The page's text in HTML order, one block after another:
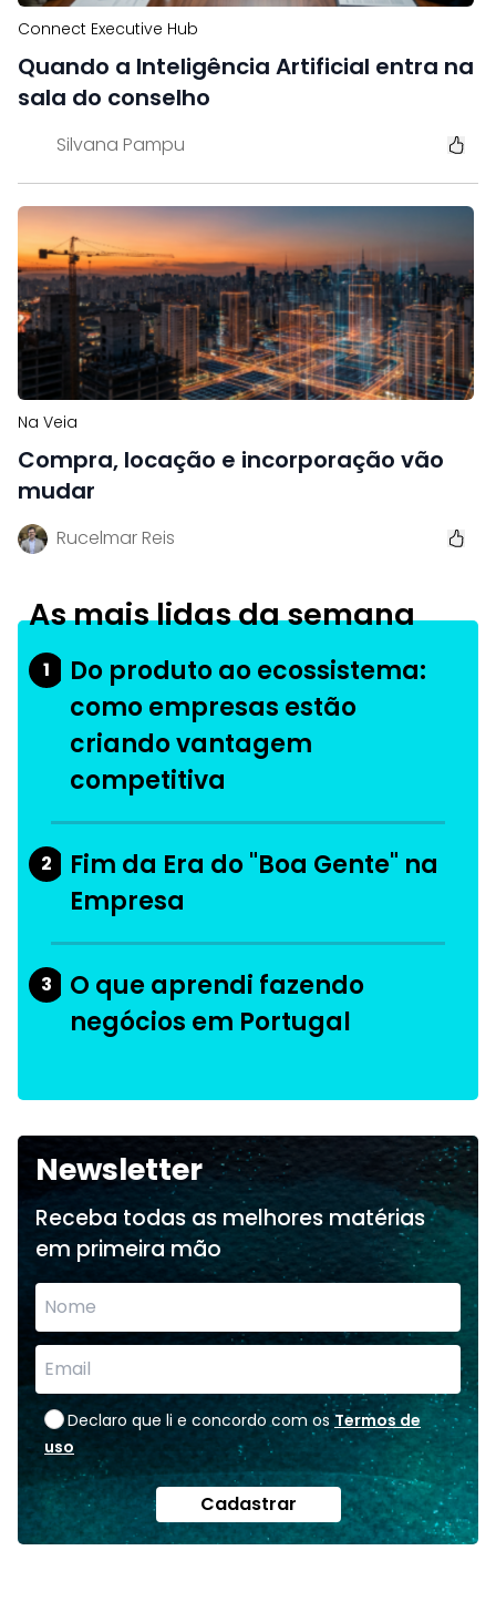
Connect Executive Hub
Quando a Inteligência Artificial entra na
sala do conselho
Silvana Pampu
Na Veia
Compra, locação e incorporação vão
mudar
Rucelmar Reis
As mais lidas da semana
1
Do produto ao ecossistema:
como empresas estão
criando vantagem
competitiva
2
Fim da Era do "Boa Gente" na
Empresa
3
O que aprendi fazendo
negócios em Portugal
Newsletter
Receba todas as melhores matérias
em primeira mão
Declaro que li e concordo com os Termos de
uso
Cadastrar